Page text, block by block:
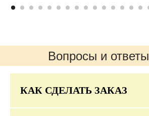
Вопросы и ответы
КАК СДЕЛАТЬ ЗАКАЗ